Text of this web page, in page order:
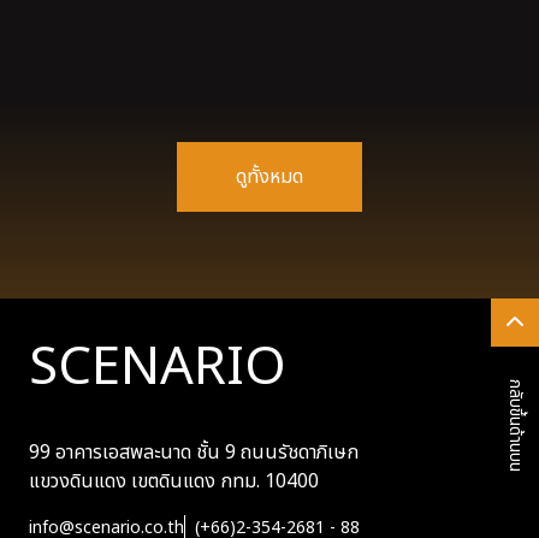
ดูทั้งหมด
SCENARIO
99 อาคารเอสพละนาด ชั้น 9 ถนนรัชดาภิเษก
แขวงดินแดง เขตดินแดง กทม. 10400
info@scenario.co.th (+66)2-354-2681 - 88
กลับขึ้นด้านบน